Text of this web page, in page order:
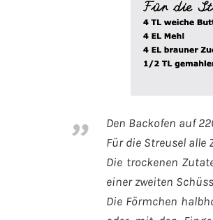
Den Backofen auf
Für die Streusel alle
Die trockenen
einer zweiten
Die Förmchen